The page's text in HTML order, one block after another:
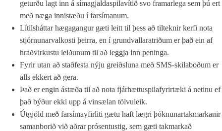
geturðu lagt inn á símagjaldaspilavítið svo framarlega sem þú ert
með næga innistæðu í farsímanum.
Lítilsháttar hægagangur gæti leitt til þess að tilteknir kerfi nota
stjórnunarvalkosti þeirra, en í grundvallaratriðum er það ein af
hraðvirkustu leiðunum til að leggja inn peninga.
Fyrir utan að staðfesta nýju greiðsluna með SMS-skilaboðum er
alls ekkert að gera.
Það er engin ástæða til að nota fjárhættuspilafyrirtæki á netinu ef
það býður ekki upp á vinsælan tölvuleik.
Útgjöld með farsímayfirliti gætu haft lægri þóknunartakmarkanir
samanborið við aðrar prósentustig, sem gæti takmarkað